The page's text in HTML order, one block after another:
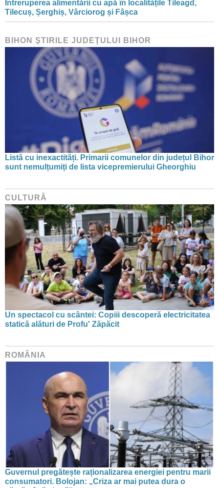
Întreruperea alimentării cu apă în localitățile Tileagd,
Tilecuș, Șerghiș, Vârciorog și Fâșca
BIHON ŞTIRILE JUDEŢULUI BIHOR
Listă cu inexactități. Primarii comunelor din județul Bihor
sunt nemulțumiți de lista vicepremierului Gheorghiu
CULTURĂ
Un spectacol cu scântei: Copiii descoperă electricitatea
statică alături de Profu' Zăpăcit
ROMÂNIA
Guvernul pregătește raționalizarea energiei pentru marii
consumatori. Bolojan: „Criza ar mai putea dura o